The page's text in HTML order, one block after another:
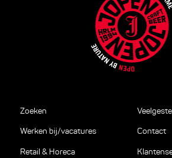
Zoeken
Werken bij/vacatures
Retail & Horeca
Contact